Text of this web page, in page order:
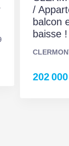
par an
/
balcon
baisse !
202